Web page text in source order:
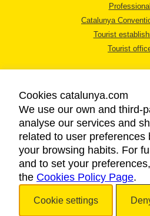
Catalunya
Tourist
Tourist
LEGAL
PRIVACY
COOKIES
Cookies catalunya.com
We use our own and third-
analyse our services and
related to user preferences
your browsing habits. For
and to set your
the Cookies Policy Page.
Cookie settings